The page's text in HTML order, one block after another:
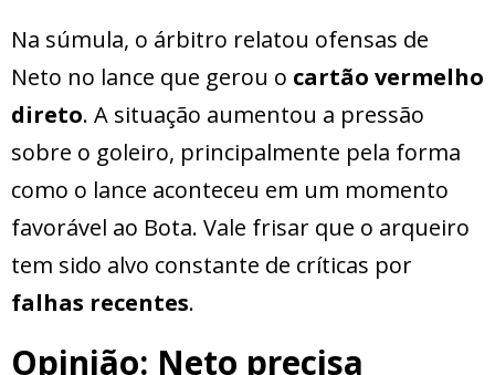
Na súmula, o árbitro relatou ofensas de
Neto no lance que gerou o cartão vermelho
direto. A situação aumentou a pressão
sobre o goleiro, principalmente pela forma
como o lance aconteceu em um momento
favorável ao Bota. Vale frisar que o arqueiro
tem sido alvo constante de críticas por
falhas recentes.
Opinião: Neto precisa